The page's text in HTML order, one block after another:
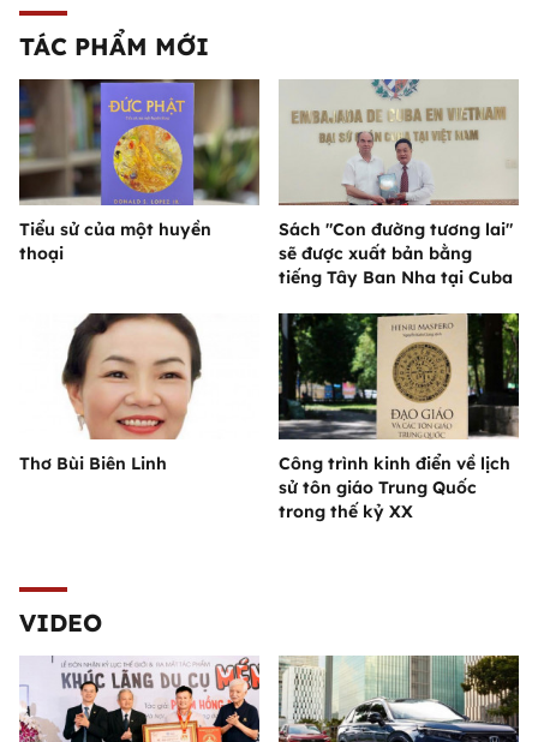
TÁC PHẨM MỚI
Tiểu sử của một huyền
thoại
Sách "Con đường tương lai"
sẽ được xuất bản bằng
tiếng Tây Ban Nha tại Cuba
Thơ Bùi Biên Linh
Công trình kinh điển về lịch
sử tôn giáo Trung Quốc
trong thế kỷ XX
VIDEO